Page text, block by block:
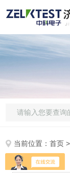
当前位置：首页 >